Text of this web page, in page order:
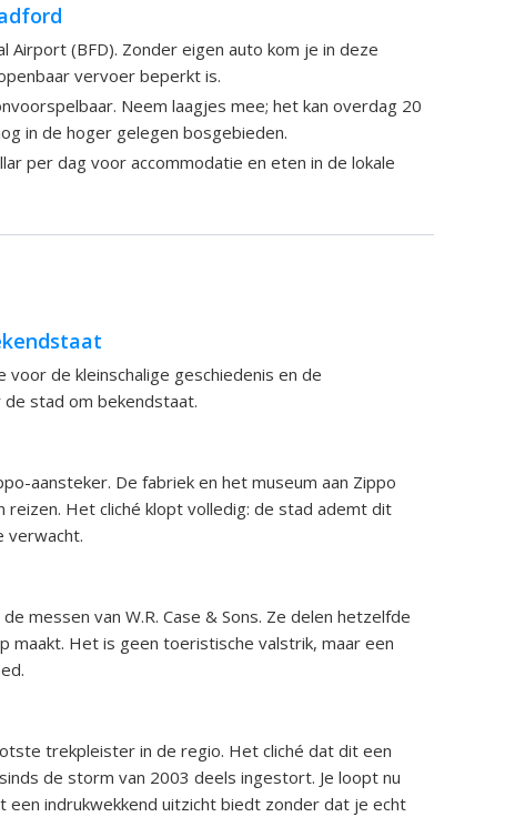
Airport (BFD). Zonder eigen auto kom je in deze
vervoer beperkt is.
Neem laagjes mee; het kan overdag 20
in de hoger gelegen bosgebieden.
per dag voor accommodatie en eten in de lokale
de kleinschalige geschiedenis en de
stad om bekendstaat.
aansteker. De fabriek en het museum aan Zippo
Het cliché klopt volledig: de stad ademt dit
verwacht.
messen van W.R. Case & Sons. Ze delen hetzelfde
Het is geen toeristische valstrik, maar een
trekpleister in de regio. Het cliché dat dit een
de storm van 2003 deels ingestort. Je loopt nu
indrukwekkend uitzicht biedt zonder dat je echt